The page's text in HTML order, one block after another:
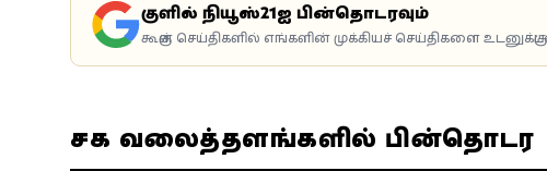
கூகுளில் நியூஸ்21ஐ பின்தொடரவும்
கூகுள் செய்திகளில் எங்களின் முக்கியச் செய்திகளை
சமூக வலைத்தளங்களில் பின்தொடர